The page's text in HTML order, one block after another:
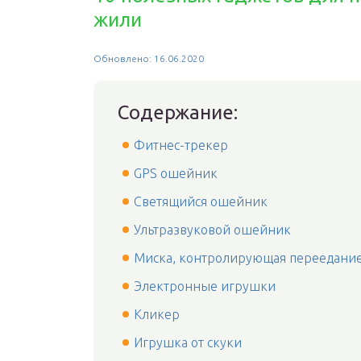
жили
Обновлено: 16.06.2020
Содержание:
Фитнес-трекер
GPS ошейник
Светящийся ошейник
Ультразвуковой ошейник
Миска, контролирующая
Электронные игрушки
Кликер
Игрушка от скуки